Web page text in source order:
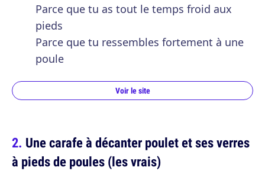
Parce que tu as tout le temps froid aux
pieds
Parce que tu ressembles fortement à une
poule
Voir le site
Une carafe à décanter poulet et ses verres
à pieds de poules (les vrais)